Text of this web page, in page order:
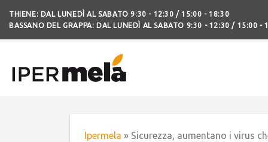
THIENE: DAL LUNEDÌ AL SABATO 9:30 - 12:30 / 15:00 - 18:30
BASSANO DEL GRAPPA: DAL LUNEDÌ AL SABATO 9:30 - 12:30 / 15:00 -
Ipermela » Sicurezza, aumentano i virus